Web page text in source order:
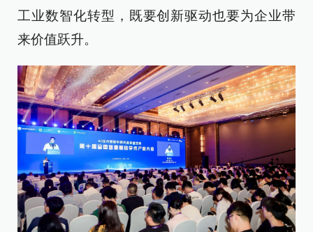
工业数智化转型，既要创新驱动也要为企业带
来价值跃升。